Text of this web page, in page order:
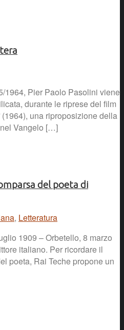
1964, Pier Paolo Pasolini viene
durante le riprese del film
(1964), una riproposizione della
Vangelo […]
del poeta di
, Letteratura
1909 – Orbetello, 8 marzo
italiano. Per ricordare il
poeta, Rai Teche propone un